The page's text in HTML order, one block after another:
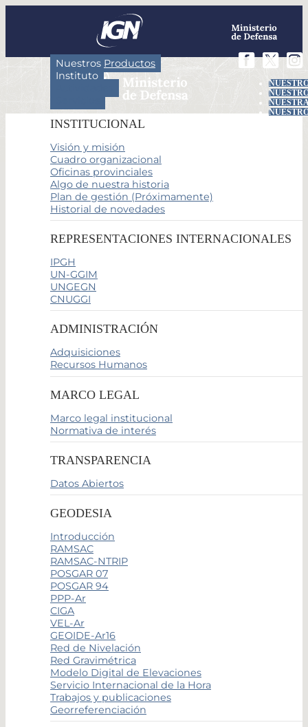
Nuestros Productos
Instituto
INSTITUCIONAL
Visión y misión
Cuadro organizacional
Oficinas provinciales
Algo de nuestra historia
Plan de gestión (Próximamente)
Historial de novedades
REPRESENTACIONES INTERNACIONALES
IPGH
UN-GGIM
UNGEGN
CNUGGI
ADMINISTRACIÓN
Adquisiciones
Recursos Humanos
MARCO LEGAL
Marco legal institucional
Normativa de interés
TRANSPARENCIA
Datos Abiertos
GEODESIA
Introducción
RAMSAC
RAMSAC-NTRIP
POSGAR 07
POSGAR 94
PPP-Ar
CIGA
VEL-Ar
GEOIDE-Ar16
Red de Nivelación
Red Gravimétrica
Modelo Digital de Elevaciones
Servicio Internacional de la Hora
Trabajos y publicaciones
Georreferenciación